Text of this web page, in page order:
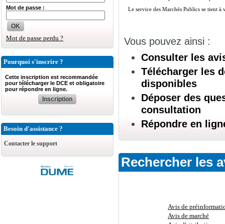
Mot de passe :
OK
Mot de passe perdu ?
Pourquoi s'inscrire ?
Cette inscription est recommandée
pour télécharger le DCE et obligatoire
pour répondre en ligne.
Inscription
Besoin d'assistance ?
Contacter le support
Vous pouvez ainsi :
Consulter les
Télécharger les
disponibles
Déposer des
consultation
Répondre en
Rechercher les
Avis de
Avis de marché